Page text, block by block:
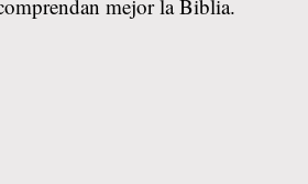
mejor la Biblia.